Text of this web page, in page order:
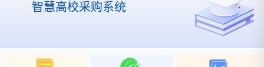
智慧高校采购系统